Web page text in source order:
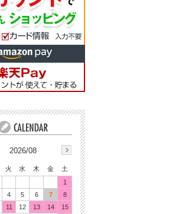
2026/08
火 水 木 金
土
1
4 5 6 7
8
11 12 13 14
15